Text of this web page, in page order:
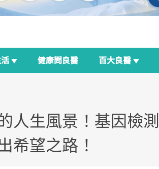
健康問良醫 百大良醫
人生風景！基因檢測
希望之路！